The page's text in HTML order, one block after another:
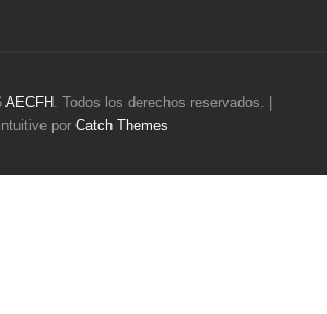
AECFH . Todos los derechos reservados. |
Intuitive por Catch Themes